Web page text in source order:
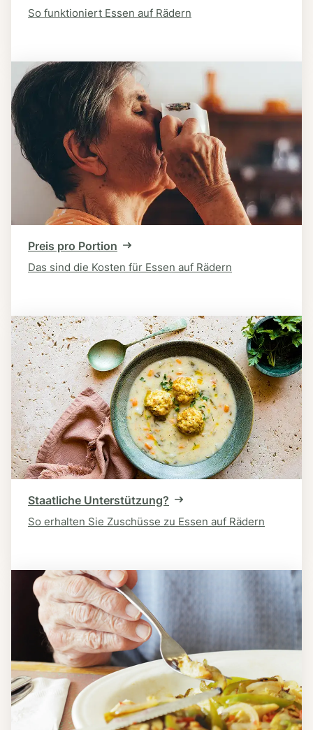
So funktioniert Essen auf Rädern
Preis pro Portion
Das sind die Kosten für Essen auf Rädern
Staatliche Unterstützung?
So erhalten Sie Zuschüsse zu Essen auf Rädern